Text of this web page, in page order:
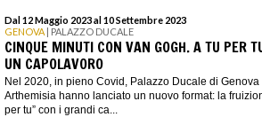
Dal 12 Maggio 2023 al 10 Settembre 2023
GENOVA | PALAZZO DUCALE
CINQUE MINUTI CON VAN GOGH. A TU PER
UN CAPOLAVORO
Nel 2020, in pieno Covid, Palazzo Ducale di Genova
Arthemisia hanno lanciato un nuovo format: la
per tu” con i grandi ca...